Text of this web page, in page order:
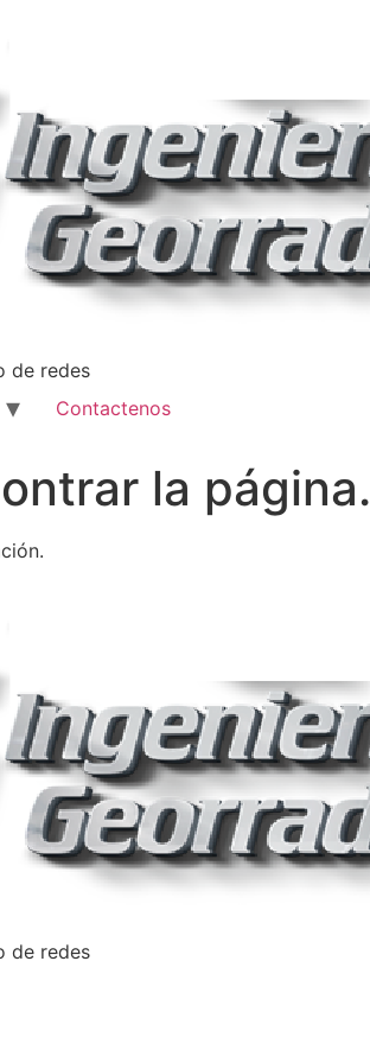
de redes
Contactenos
la página.
de redes